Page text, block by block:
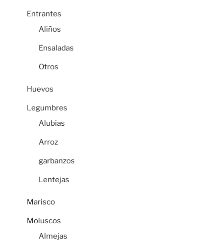
Entrantes
Aliños
Ensaladas
Otros
Huevos
Legumbres
Alubias
Arroz
garbanzos
Lentejas
Marisco
Moluscos
Almejas